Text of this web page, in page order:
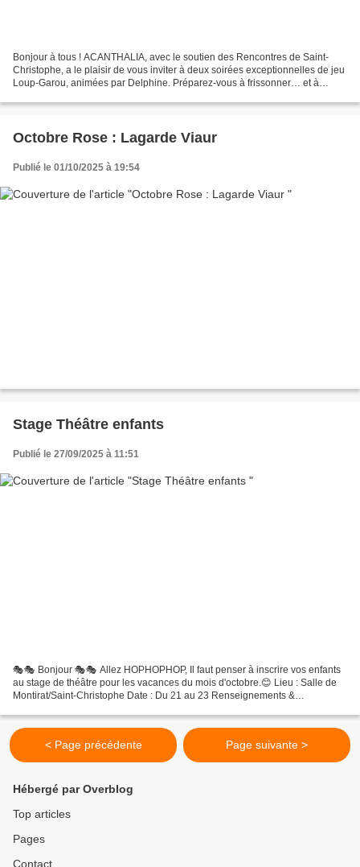
Bonjour à tous ! ACANTHALIA, avec le soutien des Rencontres de Saint-
Christophe, a le plaisir de vous inviter à deux soirées exceptionnelles de jeu
Loup-Garou, animées par Delphine. Préparez-vous à frissonner… et à
Octobre Rose : Lagarde Viaur
Publié le 01/10/2025 à 19:54
Stage Théâtre enfants
Publié le 27/09/2025 à 11:51
🎭🎭 Bonjour 🎭🎭 Allez HOPHOPHOP, Il faut penser à inscrire vos enfants
au stage de théâtre pour les vacances du mois d'octobre.😊 Lieu : Salle de
Montirat/Saint-Christophe Date : Du 21 au 23 Renseignements &
< Page précédente Page suivante >
Hébergé par Overblog
Top articles
Pages
Contact